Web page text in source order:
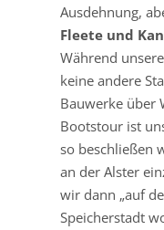
Ausdehnung,
Fleete und
Während
keine andere
Bauwerke über
Bootstour ist
so beschließen
an der Alster
wir dann „auf
Speicherstadt